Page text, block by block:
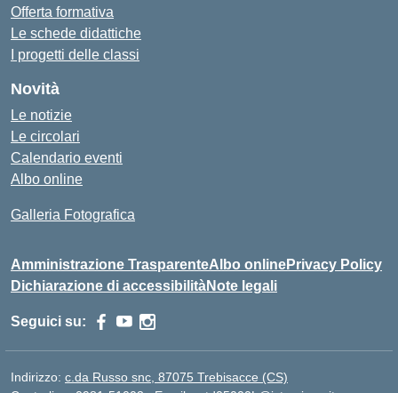
Offerta formativa
Le schede didattiche
I progetti delle classi
Novità
Le notizie
Le circolari
Calendario eventi
Albo online
Galleria Fotografica
Amministrazione TrasparenteAlbo onlinePrivacy Policy
Dichiarazione di accessibilitàNote legali
Seguici su:
Indirizzo: c.da Russo snc, 87075 Trebisacce (CS)